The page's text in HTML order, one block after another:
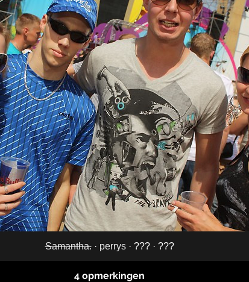
Samantha.· perrys· ??? · ???
4 opmerkingen